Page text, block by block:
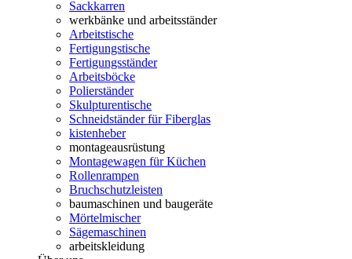
Sackkarren
werkbänke und arbeitsständer
Arbeitstische
Fertigungstische
Fertigungsständer
Arbeitsböcke
Polierständer
Skulpturentische
Schneidständer für Fiberglas
kistenheber
montageausrüstung
Montagewagen für Küchen
Rollenrampen
Bruchschutzleisten
baumaschinen und baugeräte
Mörtelmischer
Sägemaschinen
arbeitskleidung